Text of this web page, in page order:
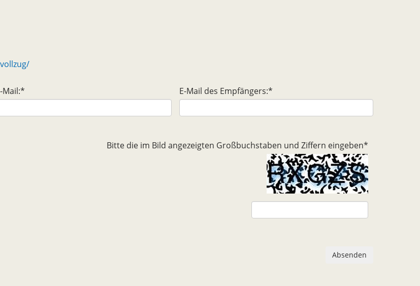
Mail:* E-Mail des Empfängers:*
Bitte die im Bild angezeigten Großbuchstaben und Ziffern eingeben*
Absenden